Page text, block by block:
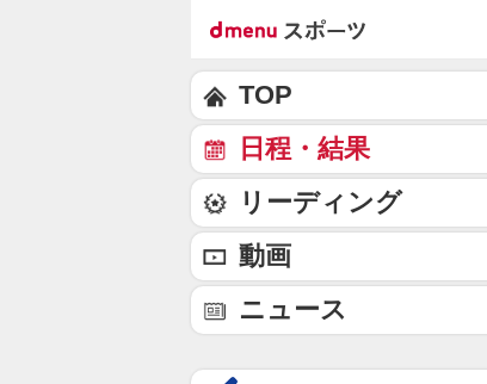
TOP
日程・結果
リーディング
動画
ニュース